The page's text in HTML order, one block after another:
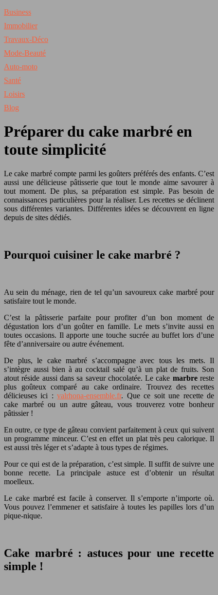
Business
Immobilier
Travaux-Déco
Mode-Beauté
Auto-moto
Santé
Loisirs
Blog
Préparer du cake marbré en
toute simplicité
Le cake marbré compte parmi les goûters préférés des enfants. C’est
aussi une délicieuse pâtisserie que tout le monde aime savourer à
tout moment. De plus, sa préparation est simple. Pas besoin de
connaissances particulières pour la réaliser. Les recettes se déclinent
sous différentes variantes. Différentes idées se découvrent en ligne
depuis de sites dédiés.
Pourquoi cuisiner le cake marbré ?
Au sein du ménage, rien de tel qu’un savoureux cake marbré pour
satisfaire tout le monde.
C’est la pâtisserie parfaite pour profiter d’un bon moment de
dégustation lors d’un goûter en famille. Le mets s’invite aussi en
toutes occasions. Il apporte une touche sucrée au buffet lors d’une
fête d’anniversaire ou autre événement.
De plus, le cake marbré s’accompagne avec tous les mets. Il
s’intègre aussi bien à au cocktail salé qu’à un plat de fruits. Son
atout réside aussi dans sa saveur chocolatée. Le cake marbrereste
plus goûteux comparé au cake ordinaire. Trouvez des recettes
délicieuses ici :valrhona-ensemble.fr. Que ce soit une recette de
cake marbré ou un autre gâteau, vous trouverez votre bonheur
pâtissier !
En outre, ce type de gâteau convient parfaitement à ceux qui suivent
un programme minceur. C’est en effet un plat très peu calorique. Il
est aussi très léger et s’adapte à tous types de régimes.
Pour ce qui est de la préparation, c’est simple. Il suffit de suivre une
bonne recette. La principale astuce est d’obtenir un résultat
moelleux.
Le cake marbré est facile à conserver. Il s’emporte n’importe où.
Vous pouvez l’emmener et satisfaire à toutes les papilles lors d’un
pique-nique.
Cake marbré : astuces pour une recette
simple !